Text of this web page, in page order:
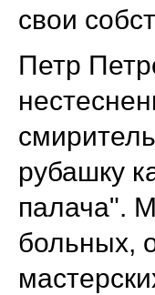
свои
Петр
рубашку
палача".
больных,